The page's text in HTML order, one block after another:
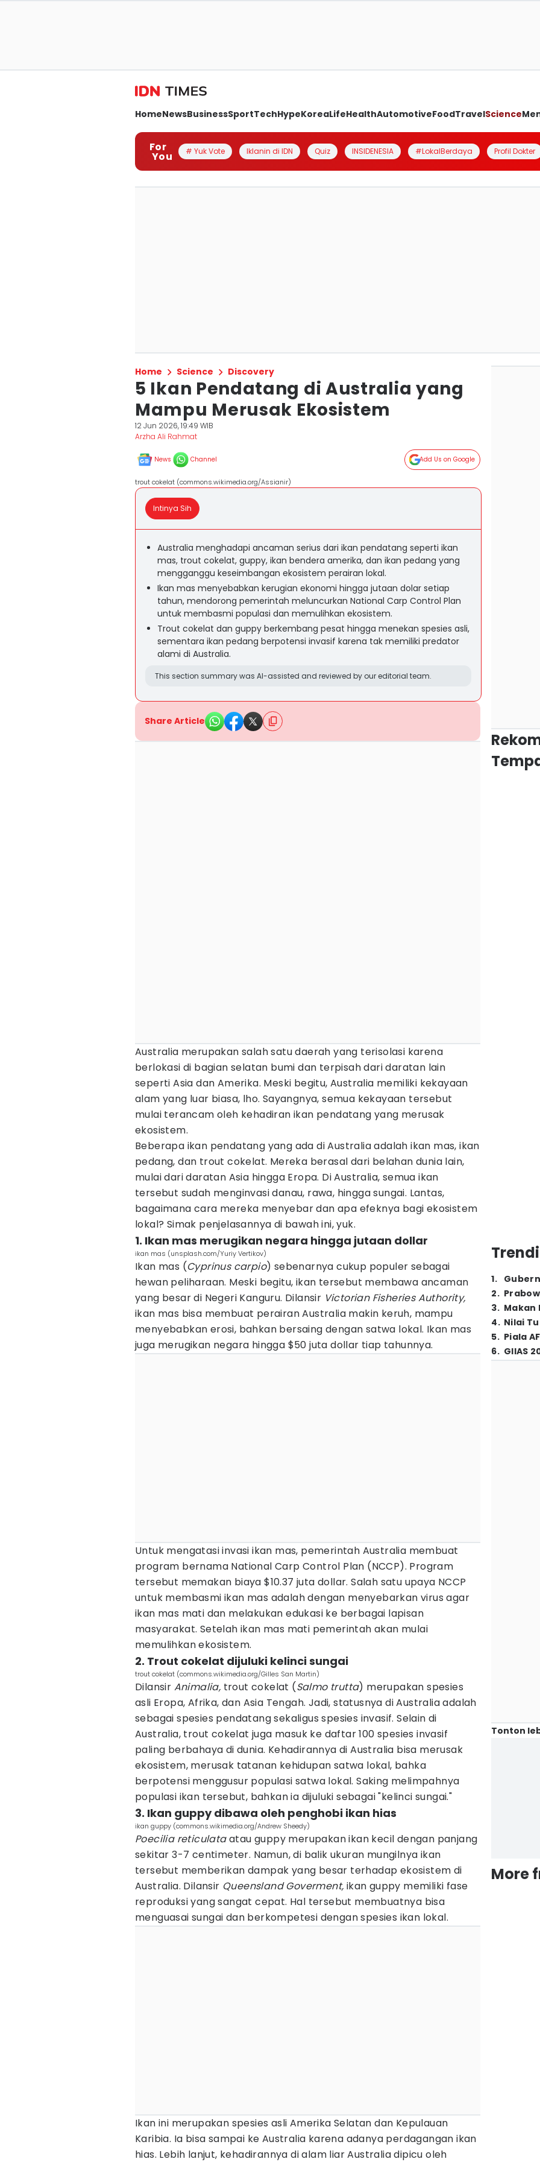
HomeNewsBusinessSportTechHypeKoreaLifeHealthAutomotiveFoodTravelScience
For
You # Yuk Vote Iklanin di IDN Quiz INSIDENESIA #LokalBerdaya Profil Dokter
Home Science Discovery
5 Ikan Pendatang di Australia yang
Mampu Merusak Ekosistem
12 Jun 2026, 19:49 WIB
Arzha Ali Rahmat
News Channel Add Us on Google
trout cokelat (commons.wikimedia.org/Assianir)
Intinya Sih
Australia menghadapi ancaman serius dari ikan pendatang seperti ikan
mas, trout cokelat, guppy, ikan bendera amerika, dan ikan pedang yang
mengganggu keseimbangan ekosistem perairan lokal.
Ikan mas menyebabkan kerugian ekonomi hingga jutaan dolar setiap
tahun, mendorong pemerintah meluncurkan National Carp Control Plan
untuk membasmi populasi dan memulihkan ekosistem.
Trout cokelat dan guppy berkembang pesat hingga menekan spesies asli,
sementara ikan pedang berpotensi invasif karena tak memiliki predator
alami di Australia.
This section summary was AI-assisted and reviewed by our editorial team.
Share Article
Australia merupakan salah satu daerah yang terisolasi karena
berlokasi di bagian selatan bumi dan terpisah dari daratan lain
seperti Asia dan Amerika. Meski begitu, Australia memiliki kekayaan
alam yang luar biasa, lho. Sayangnya, semua kekayaan tersebut
mulai terancam oleh kehadiran ikan pendatang yang merusak
ekosistem.
Beberapa ikan pendatang yang ada di Australia adalah ikan mas, ikan
pedang, dan trout cokelat. Mereka berasal dari belahan dunia lain,
mulai dari daratan Asia hingga Eropa. Di Australia, semua ikan
tersebut sudah menginvasi danau, rawa, hingga sungai. Lantas,
bagaimana cara mereka menyebar dan apa efeknya bagi ekosistem
lokal? Simak penjelasannya di bawah ini, yuk.
1. Ikan mas merugikan negara hingga jutaan dollar
ikan mas (unsplash.com/Yuriy Vertikov)
Ikan mas (Cyprinus carpio) sebenarnya cukup populer sebagai
hewan peliharaan. Meski begitu, ikan tersebut membawa ancaman
yang besar di Negeri Kanguru. Dilansir Victorian Fisheries Authority,
ikan mas bisa membuat perairan Australia makin keruh, mampu
menyebabkan erosi, bahkan bersaing dengan satwa lokal. Ikan mas
juga merugikan negara hingga $50 juta dollar tiap tahunnya.
Untuk mengatasi invasi ikan mas, pemerintah Australia membuat
program bernama National Carp Control Plan (NCCP). Program
tersebut memakan biaya $10.37 juta dollar. Salah satu upaya NCCP
untuk membasmi ikan mas adalah dengan menyebarkan virus agar
ikan mas mati dan melakukan edukasi ke berbagai lapisan
masyarakat. Setelah ikan mas mati pemerintah akan mulai
memulihkan ekosistem.
2. Trout cokelat dijuluki kelinci sungai
trout cokelat (commons.wikimedia.org/Gilles San Martin)
Dilansir Animalia, trout cokelat (Salmo trutta) merupakan spesies
asli Eropa, Afrika, dan Asia Tengah. Jadi, statusnya di Australia adalah
sebagai spesies pendatang sekaligus spesies invasif. Selain di
Australia, trout cokelat juga masuk ke daftar 100 spesies invasif
paling berbahaya di dunia. Kehadirannya di Australia bisa merusak
ekosistem, merusak tatanan kehidupan satwa lokal, bahka
berpotensi menggusur populasi satwa lokal. Saking melimpahnya
populasi ikan tersebut, bahkan ia dijuluki sebagai "kelinci sungai."
3. Ikan guppy dibawa oleh penghobi ikan hias
ikan guppy (commons.wikimedia.org/Andrew Sheedy)
Poecilia reticulataatau guppy merupakan ikan kecil dengan panjang
sekitar 3-7 centimeter. Namun, di balik ukuran mungilnya ikan
tersebut memberikan dampak yang besar terhadap ekosistem di
Australia. Dilansir Queensland Goverment, ikan guppy memiliki fase
reproduksi yang sangat cepat. Hal tersebut membuatnya bisa
menguasai sungai dan berkompetesi dengan spesies ikan lokal.
Ikan ini merupakan spesies asli Amerika Selatan dan Kepulauan
Karibia. Ia bisa sampai ke Australia karena adanya perdagangan ikan
hias. Lebih lanjut, kehadirannya di alam liar Australia dipicu oleh
1.
2.
3. Makan
4. Nilai
5. Piala
6. GIIAS
Tonton
More